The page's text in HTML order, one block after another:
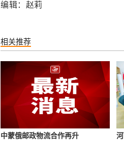
编辑：赵莉
相关推荐
中蒙俄邮政物流合作再升